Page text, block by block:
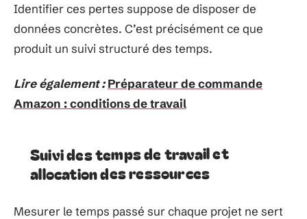
Identifier ces pertes suppose de disposer de
données concrètes. C’est précisément ce que
produit un suivi structuré des temps.
Lire également : Préparateur de commande
Amazon : conditions de travail
Suivi des temps de travail et
allocation des ressources
Mesurer le temps passé sur chaque projet ne sert